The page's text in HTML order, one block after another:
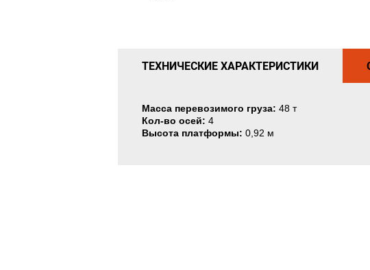
ТЕХНИЧЕСКИЕ ХАРАКТЕРИСТИКИ
Масса перевозимого груза: 48 т
Кол-во осей: 4
Высота платформы: 0,92 м